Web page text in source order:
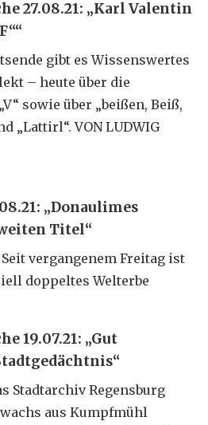
27.08.21: „Karl Valentin
gibt es Wissenswertes
– heute über die
sowie über „beißen, Beiß,
„Lattirl“. VON LUDWIG
„Donaulimes
Titel“
vergangenem Freitag ist
doppeltes Welterbe
19.07.21: „Gut
Stadtarchiv Regensburg
aus Kumpfmühl